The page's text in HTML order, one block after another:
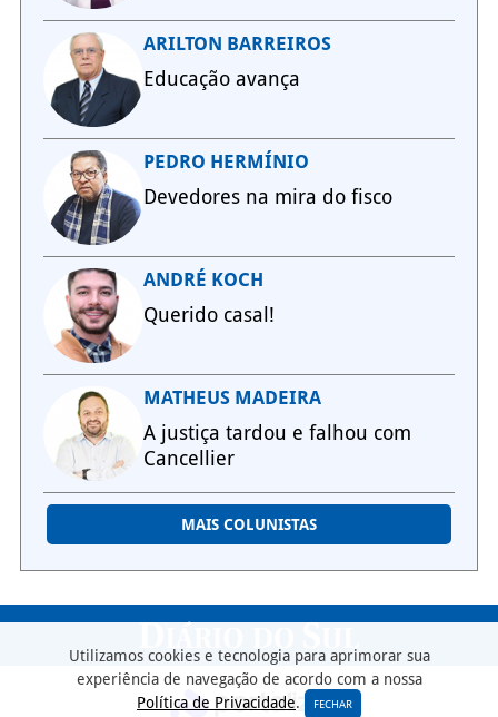
ARILTON BARREIROS
Educação avança
PEDRO HERMÍNIO
Devedores na mira do fisco
ANDRÉ KOCH
Querido casal!
MATHEUS MADEIRA
A justiça tardou e falhou com
Cancellier
MAIS COLUNISTAS
Utilizamos cookies e tecnologia para aprimorar sua
experiência de navegação de acordo com a nossa
Política de Privacidade. FECHAR